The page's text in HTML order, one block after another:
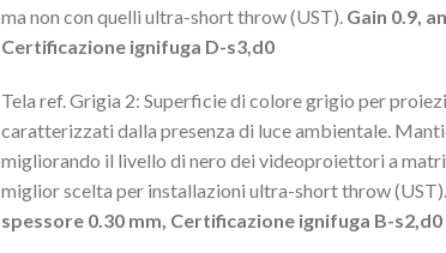
ma non con quelli ultra-short throw (UST). Gain 0.9,
Certificazione ignifuga D-s3,d0
Tela ref. Grigia 2: Superficie di colore grigio per
caratterizzati dalla presenza di luce ambientale.
migliorando il livello di nero dei videoproiettori a
miglior scelta per installazioni ultra-short throw (UST).
spessore 0.30 mm, Certificazione ignifuga B-s2,d0